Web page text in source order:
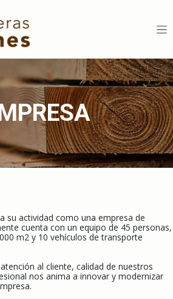
su actividad como una empresa de
cuenta con un equipo de 45 personas,
m2 y 10 vehículos de transporte
al cliente, calidad de nuestros
nos anima a innovar y modernizar